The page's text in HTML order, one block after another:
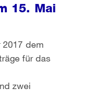
15. Mai
dem
für das
zwei